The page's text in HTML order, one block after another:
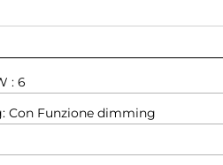
: 6
Con Funzione dimming